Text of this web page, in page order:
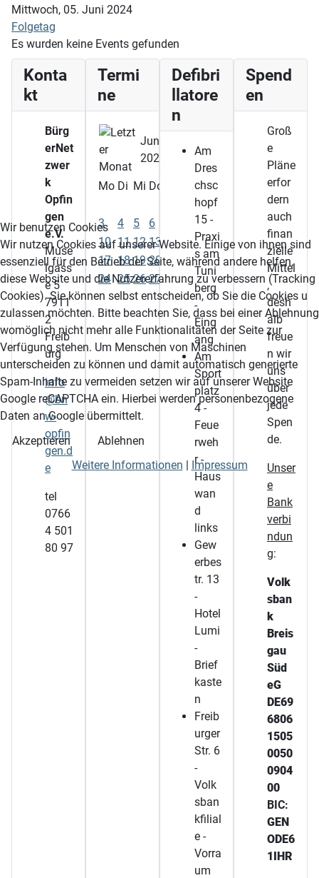
Mittwoch, 05. Juni 2024
Folgetag
Es wurden keine Events gefunden
Konta
kt
Bürg
erNet
zwer
k
Opfin
gen
e.V.
Muse
lgass
e 5
7911
2
Freib
urg
info
@bn
w-
opfin
gen.d
e
tel
0766
4 501
80 97
Termi
ne
Juni
2024
Mo Di Mi Do Sa So
2
3
4 5 6
9
10 11 12 13 14 15 16
17 18 19 20 21 22 23
24 25 26 27 28 29 30
Defibri
llatore
n
Am
Dres
chsc
hopf
15 -
Praxi
s am
Tuni
berg
-
Eing
ang
Am
Sport
platz
4 -
Feue
rweh
r -
Haus
wan
d
links
Gew
erbes
tr. 13
-
Hotel
Lumi
-
Brief
kaste
n
Freib
urger
Str. 6
-
Volk
sban
kfilial
e -
Vorra
um
Spend
en
Groß
e
Pläne
erfor
dern
auch
finan
zielle
Mittel
,
desh
alb
freue
n wir
uns
über
jede
Spen
de.
Unser
e
Bank
verbi
ndun
g:
Volk
sban
k
Breis
gau
Süd
eG
DE69
6806
1505
0050
0904
00
BIC:
GEN
ODE6
1IHR
Wir benutzen Cookies
Wir nutzen Cookies auf unserer Website. Einige von ihnen sind
essenziell für den Betrieb der Seite, während andere helfen,
diese Website und die Nutzererfahrung zu verbessern (Tracking
Cookies). Sie können selbst entscheiden, ob Sie die Cookies u
zulassen möchten. Bitte beachten Sie, dass bei einer Ablehnung
womöglich nicht mehr alle Funktionalitäten der Seite zur
Verfügung stehen. Um Menschen von Maschinen
unterscheiden zu können und damit automatisch generierte
Spam-Inhalte zu vermeiden setzen wir auf unserer Website
Google reCAPTCHA ein. Hierbei werden personenbezogene
Daten an Google übermittelt.
Akzeptieren
Ablehnen
Weitere Informationen | Impressum